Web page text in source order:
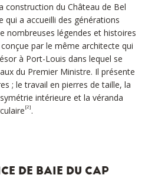
construction du Château de Bel
a accueilli des générations
nombreuses légendes et histoires
par le même architecte qui
à Port-Louis dans lequel se
du Premier Ministre. Il présente
; le travail en pierres de taille, la
intérieure et la véranda
[2] .
DE BAIE DU CAP